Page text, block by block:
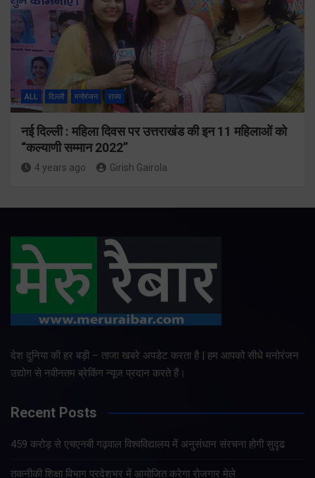
ALL दिल्ली मनोरंजन राज्य
नई दिल्ली : महिला दिवस पर उत्तराखंड की इन 11 महिलाओं को
“कल्याणी सम्मान 2022”
4 years ago Girish Gairola
देश दुनिया की हर बड़ी – ताजा खबरे अपडेट करता है | हम आपको सीधे मनोरंजन
उद्योग से नवीनतम ब्रेकिंग न्यूज प्रदान करते हैं।
Recent Posts
459 करोड़ से एचएनबी गढ़वाल विश्वविद्यालय में अनुसंधान संरचना होगी सुदृढ
तकनीकी शिक्षा विभाग प्रदेशभर में आयोजित करेगा रोजगार मेले